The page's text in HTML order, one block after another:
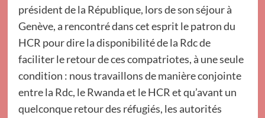
président de la République, lors de son séjour à
Genève, a rencontré dans cet esprit le patron du
HCR pour dire la disponibilité de la Rdc de
faciliter le retour de ces compatriotes, à une seule
condition : nous travaillons de manière conjointe
entre la Rdc, le Rwanda et le HCR et qu’avant un
quelconque retour des réfugiés, les autorités